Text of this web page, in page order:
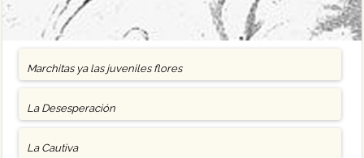
Marchitas ya las juveniles flores
La Desesperación
La Cautiva